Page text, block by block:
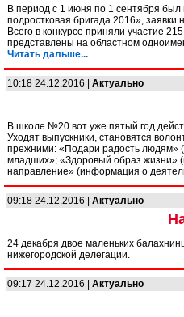
В период с 1 июня по 1 сентября
подростковая бригада 2016»,
Всего в конкурсе приняли участие
представлены на областном
Читать дальше...
10:18 24.12.2016 | Актуально
В школе №20 вот уже пятый год
Уходят выпускники, становятся
прежними: «Подари радость людям»
младших»; «Здоровый образ жизни»
направление» (информация о
09:18 24.12.2016 | Актуально
24 декабря двое маленьких
нижегородской делегации.
09:17 24.12.2016 | Актуально